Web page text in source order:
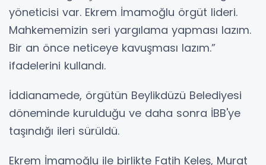
yöneticisi var. Ekrem İmamoğlu örgüt lideri.
Mahkememizin seri yargılama yapması lazım.
Bir an önce neticeye kavuşması lazım.”
ifadelerini kullandı.
İddianamede, örgütün Beylikdüzü Belediyesi
döneminde kurulduğu ve daha sonra İBB'ye
taşındığı ileri sürüldü.
Ekrem İmamoğlu ile birlikte Fatih Keleş, Murat